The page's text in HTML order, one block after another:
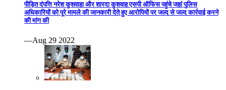
पीड़ित दंपत्ति नरेश कुशवाहा और शारदा कुशवाह एसपी ऑफिस पहुंचे जहां पुलिस
अधिकारियों को पूरे मामले की जानकारी देते हुए आरोपियों पर जल्द से जल्द कार्रवाई करने
की मांग की
—Aug 29 2022